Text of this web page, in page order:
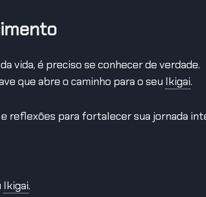
vida, é preciso se conhecer de verdade.
que abre o caminho para o seu Ikigai.
reflexões para fortalecer sua jornada
Ikigai.